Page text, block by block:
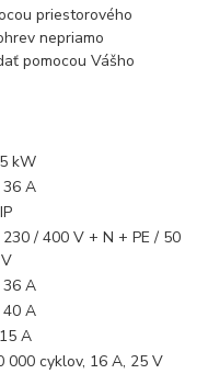
priestorového
nepriamo
pomocou Vášho
kW
A
/ 400 V + N + PE / 50
A
A
A
000 cyklov, 16 A, 25 V